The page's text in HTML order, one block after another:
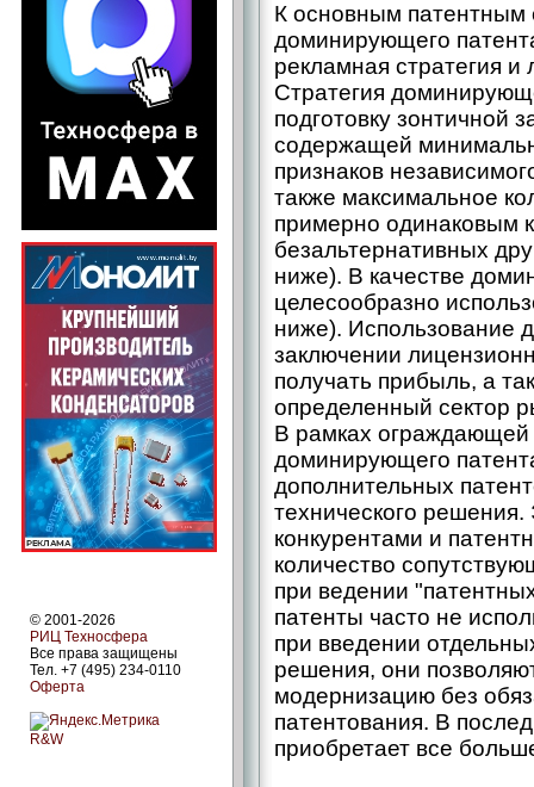
© 2001-2026
РИЦ Техносфера
Все права защищены
Тел. +7 (495) 234-0110
Оферта
R&W
К основным патентным
доминирующего
рекламная стратегия и
Стратегия
подготовку зонтичной
содержащей
признаков
также максимальное
примерно одинаковым
безальтернативных
ниже). В качестве
целесообразно
ниже). Использование
заключении
получать прибыль, а
определенный сектор
В рамках ограждающей
доминирующего
дополнительных
технического
конкурентами и
количество
при ведении
патенты часто не
при введении
решения, они
модернизацию без
патентования. В
приобретает все